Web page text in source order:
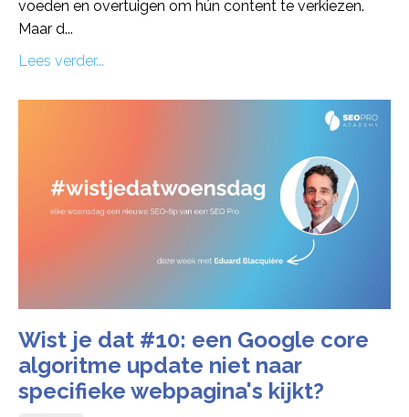
voeden en overtuigen om hún content te verkiezen.
Maar d...
Lees verder...
Wist je dat #10: een Google core
algoritme update niet naar
specifieke webpagina's kijkt?